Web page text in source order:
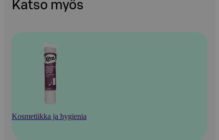
Katso myös
Kosmetiikka ja hygienia